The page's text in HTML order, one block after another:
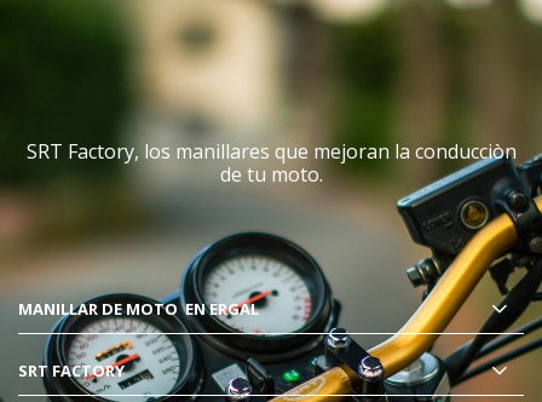
SRT Factory, los manillares que mejoran la conducciòn
de tu moto.
MANILLAR DE MOTOEN ERGAL
SRT FACTORY